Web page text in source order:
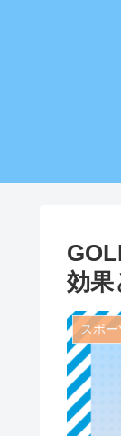
効果
スポー